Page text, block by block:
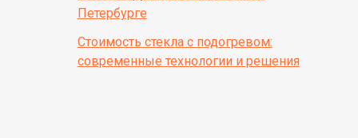
Петербурге
Стоимость стекла с подогревом:
современные технологии и решения